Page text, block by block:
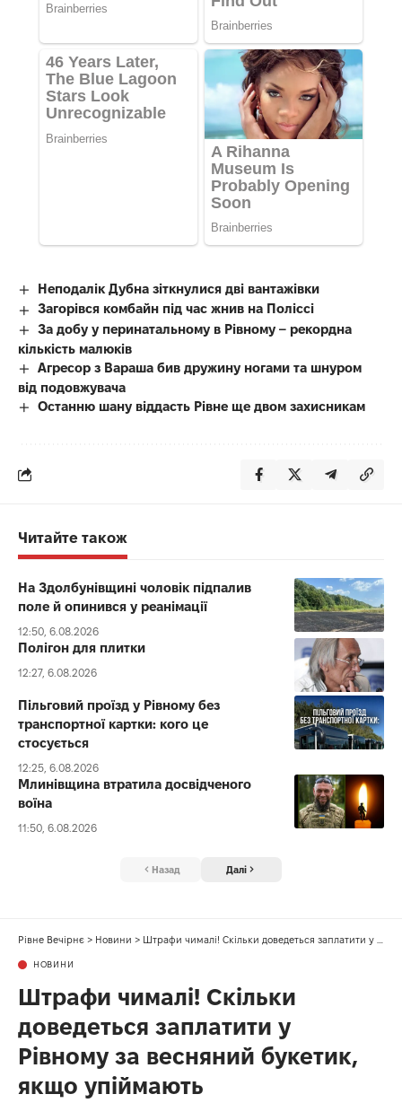
Неподалік Дубна зіткнулися дві вантажівки
Загорівся комбайн під час жнив на Поліссі
За добу у перинатальному в Рівному – рекордна
кількість малюків
Агресор з Вараша бив дружину ногами та шнуром
від подовжувача
Останню шану віддасть Рівне ще двом захисникам
Читайте також
На Здолбунівщині чоловік підпалив
поле й опинився у реанімації
12:50, 6.08.2026
Полігон для плитки
12:27, 6.08.2026
Пільговий проїзд у Рівному без
транспортної картки: кого це
стосується
12:25, 6.08.2026
Млинівщина втратила досвідченого
воїна
11:50, 6.08.2026
Назад Далі
Рівне Вечірнє > Новини > Штрафи чималі! Скільки доведеться заплатити у Рівному за весняний букетик, якщо упіймають
НОВИНИ
Штрафи чималі! Скільки
доведеться заплатити у
Рівному за весняний букетик,
якщо упіймають